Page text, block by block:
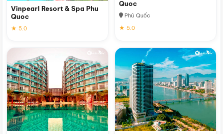
Vinpearl Resort & Spa Phu
Quoc
★ 5.0
Quoc
Phú Quốc
★ 5.0